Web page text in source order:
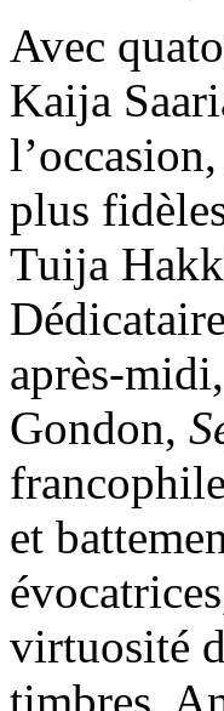
Avec
Kaija
l’occasion,
plus
Tuija
après-
Gondon,
et
virtuosité